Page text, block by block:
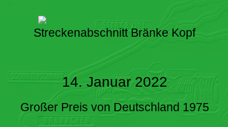
Streckenabschnitt Bränke Kopf
14. Januar 2022
Großer Preis von Deutschland 1975